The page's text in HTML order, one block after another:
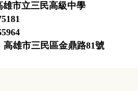
雄市立三民高級中學
高雄市三民區金鼎路81號